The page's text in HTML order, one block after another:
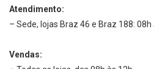
Atendimento:
– Sede, lojas Braz 46 e Braz 188: 08h
Vendas: